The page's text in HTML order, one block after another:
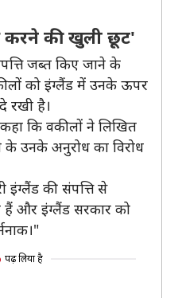
की खुली छूट'
जब्त किए जाने के
को इंग्लैंड में उनके ऊपर
है।
कि वकीलों ने लिखित
उनके अनुरोध का विरोध
इंग्लैंड की संपत्ति से
हैं और इंग्लैंड सरकार को
पढ़ लिया है